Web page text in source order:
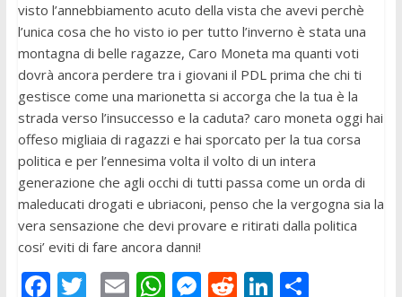
visto l’annebbiamento acuto della vista che avevi perchè
l’unica cosa che ho visto io per tutto l’inverno è stata una
montagna di belle ragazze, Caro Moneta ma quanti voti
dovrà ancora perdere tra i giovani il PDL prima che chi ti
gestisce come una marionetta si accorga che la tua è la
strada verso l’insuccesso e la caduta? caro moneta oggi hai
offeso migliaia di ragazzi e hai sporcato per la tua corsa
politica e per l’ennesima volta il volto di un intera
generazione che agli occhi di tutti passa come un orda di
maleducati drogati e ubriaconi, penso che la vergogna sia la
vera sensazione che devi provare e ritirati dalla politica
cosi’ eviti di fare ancora danni!
F T E W M R Li C